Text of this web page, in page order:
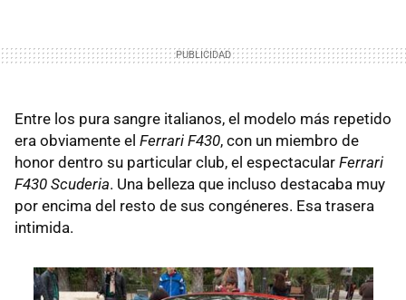
Entre los pura sangre italianos, el modelo más repetido
era obviamente el Ferrari F430, con un miembro de
honor dentro su particular club, el espectacular Ferrari
F430 Scuderia. Una belleza que incluso destacaba muy
por encima del resto de sus congéneres. Esa trasera
intimida.